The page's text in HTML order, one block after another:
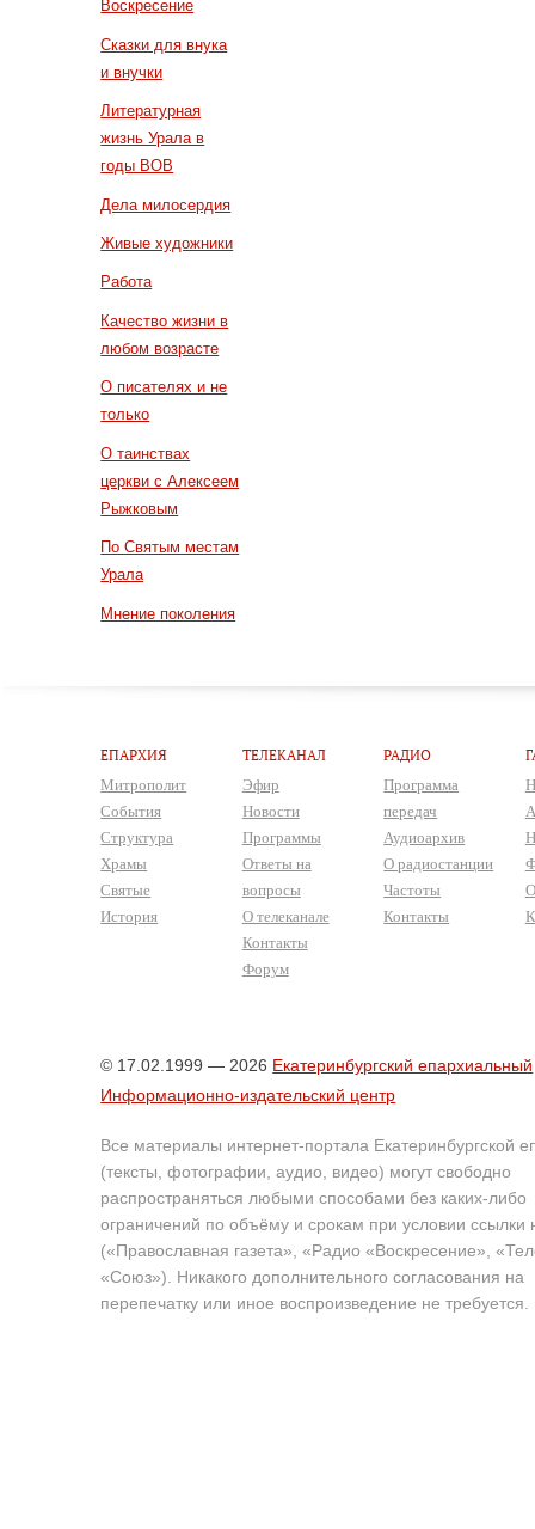
Воскресение
Сказки для внука
и внучки
Литературная
жизнь Урала в
годы ВОВ
Дела милосердия
Живые художники
Работа
Качество жизни в
любом возрасте
О писателях и не
только
О таинствах
церкви с Алексеем
Рыжковым
По Святым местам
Урала
Мнение поколения
ЕПАРХИЯ
Митрополит
События
Структура
Храмы
Святые
История
ТЕЛЕКАНАЛ
Эфир
Новости
Программы
Ответы на
вопросы
О телеканале
Контакты
Форум
РАДИО
Программа
передач
Аудиоархив
О радиостанции
Частоты
Контакты
© 17.02.1999 — 2026 Екатеринбургский епархиальный
Информационно-издательский центр
Все материалы интернет-портала Екатеринбургской
(тексты, фотографии, аудио, видео) могут свободно
распространяться любыми способами без каких-либо
ограничений по объёму и срокам при условии ссылки
(«Православная газета», «Радио «Воскресение»,
«Союз»). Никакого дополнительного согласования на
перепечатку или иное воспроизведение не требуется.